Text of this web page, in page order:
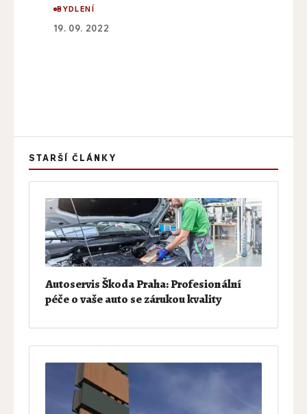
BYDLENÍ
19. 09. 2022
STARŠÍ ČLÁNKY
Autoservis Škoda Praha: Profesionální
péče o vaše auto se zárukou kvality